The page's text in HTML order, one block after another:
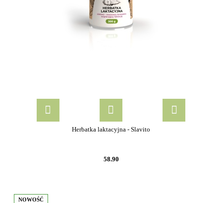
Herbatka laktacyjna - Slavito
58.90
NOWOŚĆ